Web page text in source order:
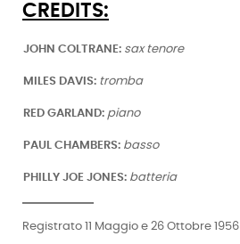
CREDITS:
JOHN COLTRANE: sax tenore
MILES DAVIS: tromba
RED GARLAND: piano
PAUL CHAMBERS: basso
PHILLY JOE JONES: batteria
Registrato 11 Maggio e 26 Ottobre 1956